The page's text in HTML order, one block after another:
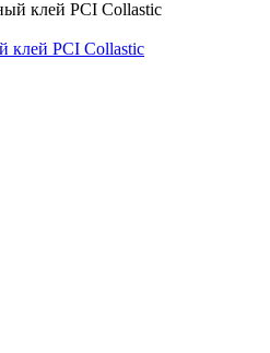
клей PCI Collastic